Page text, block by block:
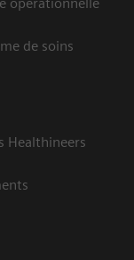
de soins
Healthineers